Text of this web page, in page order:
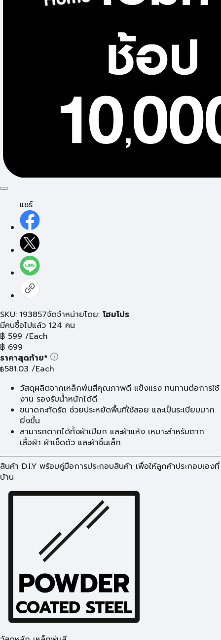
แชร์
SKU: 193857จัดจำหน่ายโดย: โฮมโปร
มีคนซื้อไปแล้ว 124 คน
฿ 599 /Each
฿ 699
ราคาสุดท้าย*
฿581.03 /Each
วัสดุผลิตจากเหล็กพ่นสีคุณภาพดี แข็งแรง ทนทานต่อการใช้
งาน รองรับน้ำหนักได้ดี
ขนาดกะทัดรัด ช่วยประหยัดพื้นที่ใช้สอย และเป็นระเบียบมาก
ยิ่งขึ้น
สามารถตากได้ทั้งผ้าเปียก และผ้าแห้ง เหมาะสำหรับตาก
เสื้อผ้า ผ้าเช็ดตัว และผ้าชิ้นเล็ก
สินค้า D.I.Y พร้อมคู่มือการประกอบสินค้า เพื่อให้ลูกค้าประกอบเองที่
บ้าน